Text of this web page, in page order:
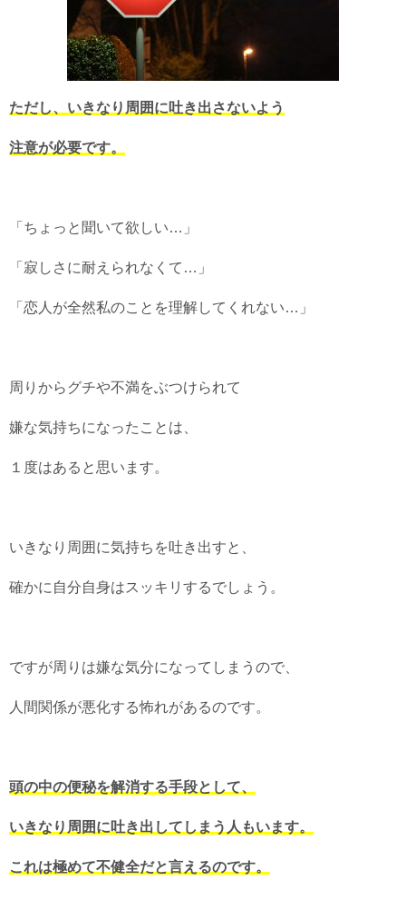
ただし、いきなり周囲に吐き出さないよう
注意が必要です。
「ちょっと聞いて欲しい…」
「寂しさに耐えられなくて…」
「恋人が全然私のことを理解してくれない…」
周りからグチや不満をぶつけられて
嫌な気持ちになったことは、
１度はあると思います。
いきなり周囲に気持ちを吐き出すと、
確かに自分自身はスッキリするでしょう。
ですが周りは嫌な気分になってしまうので、
人間関係が悪化する怖れがあるのです。
頭の中の便秘を解消する手段として、
いきなり周囲に吐き出してしまう人もいます。
これは極めて不健全だと言えるのです。